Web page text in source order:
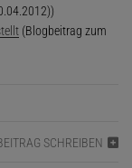
(Blogbeitrag zum
SCHREIBEN